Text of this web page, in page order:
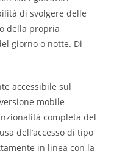
di svolgere delle
della propria
giorno o notte. Di
accessibile sul
mobile
completa del
dell’accesso di tipo
in linea con la